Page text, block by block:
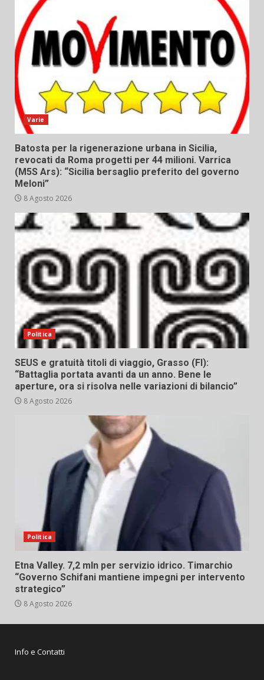
Varie
Batosta per la rigenerazione urbana in Sicilia,
revocati da Roma progetti per 44 milioni. Varrica
(M5S Ars): “Sicilia bersaglio preferito del governo
Meloni”
8 Agosto 2026
Politica
SEUS e gratuità titoli di viaggio, Grasso (FI):
“Battaglia portata avanti da un anno. Bene le
aperture, ora si risolva nelle variazioni di bilancio”
8 Agosto 2026
Politica
Etna Valley. 7,2 mln per servizio idrico. Timarchio
“Governo Schifani mantiene impegni per intervento
strategico”
8 Agosto 2026
Info e Contatti